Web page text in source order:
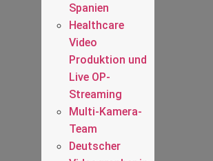
Spanien
Healthcare
Video
Produktion und
Live OP-
Streaming
Multi-Kamera-
Team
Deutscher